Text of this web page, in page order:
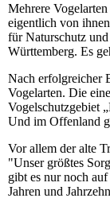
Mehrere
eigentlich von
für Naturschutz
Württemberg. Es
Nach erfolgreicher
Vogelarten. Die
Vogelschutzgebiet
Und im Offenland
Vor allem der alte
"Unser größtes
gibt es nur noch
Jahren und